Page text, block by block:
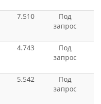
7.510
Под
запрос
4.743
Под
запрос
5.542
Под
запрос